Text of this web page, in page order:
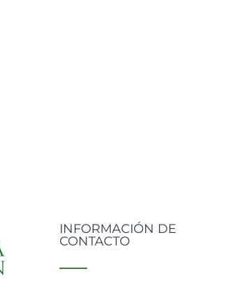
INFORMACIÓN DE
CONTACTO